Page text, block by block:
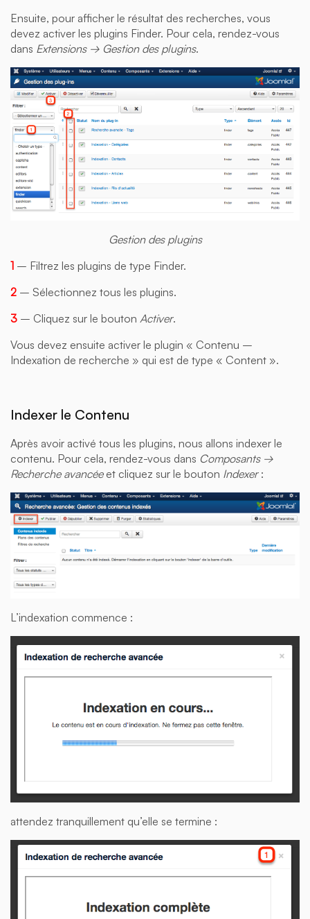
Ensuite, pour afficher le résultat des recherches, vous
devez activer les plugins Finder. Pour cela, rendez-vous
dans Extensions → Gestion des plugins.
Gestion des plugins
1 – Filtrez les plugins de type Finder.
2 – Sélectionnez tous les plugins.
3 – Cliquez sur le bouton Activer.
Vous devez ensuite activer le plugin « Contenu –
Indexation de recherche » qui est de type « Content ».
Indexer le Contenu
Après avoir activé tous les plugins, nous allons indexer le
contenu. Pour cela, rendez-vous dans Composants →
Recherche avancéeet cliquez sur le bouton Indexer:
L’indexation commence :
attendez tranquillement qu’elle se termine :